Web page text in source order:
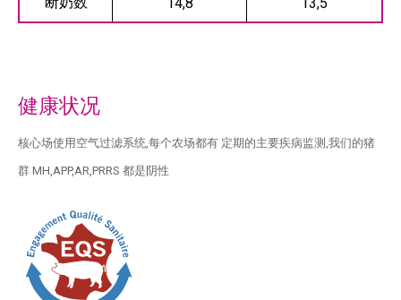
健康状况
核心场使用空气过滤系统,每个农场都有 定期的主要疾病监测,我们的猪
群 MH,APP,AR,PRRS 都是阴性